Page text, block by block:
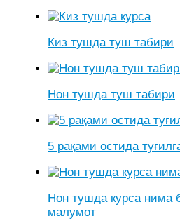
Киз тушда туш табири
Нон тушда туш табири
5 рақами остида
Нон тушда курса нима
малумот